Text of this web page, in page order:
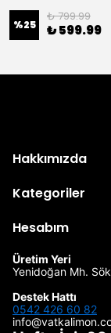
%25
₺ 799.99
₺ 599.99
Hakkımızda
Kategoriler
Hesabım
Üretim Yeri
Yenidoğan Mh.
Destek Hattı
0542 426 60 82